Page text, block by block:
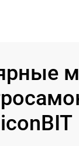
iconBIT